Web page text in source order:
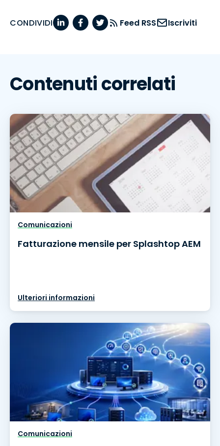
CONDIVIDI Feed RSS Iscriviti
Contenuti correlati
Comunicazioni
Fatturazione mensile per Splashtop AEM
Ulteriori informazioni
Comunicazioni